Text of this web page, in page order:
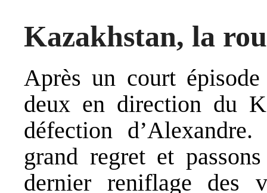
Kazakhstan, la
Après un court
deux en direction du
défection
grand regret et
dernier reniflage des